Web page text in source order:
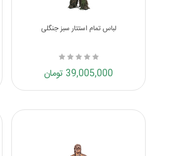
لباس تمام استتار سبز جنگلی
39,005,000 تومان